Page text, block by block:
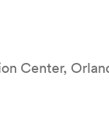
Center,